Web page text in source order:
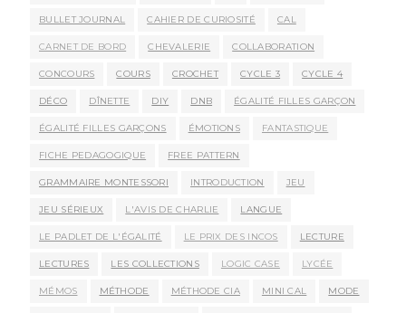
BULLET JOURNAL CAHIER DE CURIOSITÉ CAL
CARNET DE BORD CHEVALERIE COLLABORATION
CONCOURS COURS CROCHET CYCLE 3 CYCLE 4
DÉCO DÎNETTE DIY DNB ÉGALITÉ FILLES GARÇON
ÉGALITÉ FILLES GARÇONS ÉMOTIONS FANTASTIQUE
FICHE PEDAGOGIQUE FREE PATTERN
GRAMMAIRE MONTESSORI INTRODUCTION JEU
JEU SÉRIEUX L'AVIS DE CHARLIE LANGUE
LE PADLET DE L'ÉGALITÉ LE PRIX DES INCOS LECTURE
LECTURES LES COLLECTIONS LOGIC CASE LYCÉE
MÉMOS MÉTHODE MÉTHODE CIA MINI CAL MODE